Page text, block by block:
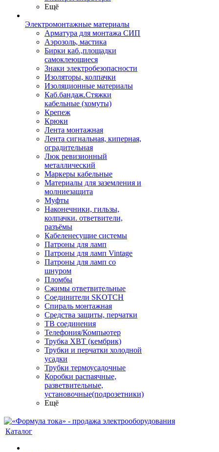
Ещё
Электромонтажные материалы
Арматура для монтажа СИП
Аэрозоль, мастика
Бирки каб.,площадки
самоклеющиеся
Знаки электробезопасности
Изоляторы, колпачки
Изоляционные материалы
Каб.бандаж.Стяжки
кабельные (хомуты)
Крепеж
Крюки
Лента монтажная
Лента сигнальная, киперная,
оградительная
Люк ревизионный
металлический
Маркеры кабельные
Материалы для заземления и
молниезащита
Муфты
Наконечники, гильзы,
колпачки. ответвители,
разъёмы
Кабеленесущие системы
Патроны для ламп
Патроны для ламп Vintage
Патроны для ламп со
шнуром
Пломбы
Сжимы ответвительные
Соединители SKOTCH
Спираль монтажная
Средства защиты, перчатки
ТВ соединения
Телефония/Компьютер
Трубка ХВТ (кембрик)
Трубки и перчатки холодной
усадки
Трубки термоусадочные
Коробки распаячные,
разветвительные,
установочные(подрозетники)
Ещё
Каталог